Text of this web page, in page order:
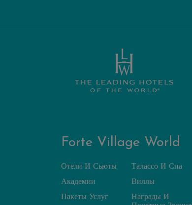
Forte Village World
Отели И Сьюты Талассо И Спа
Академии
Виллы
Пакеты Услуг
Награды И